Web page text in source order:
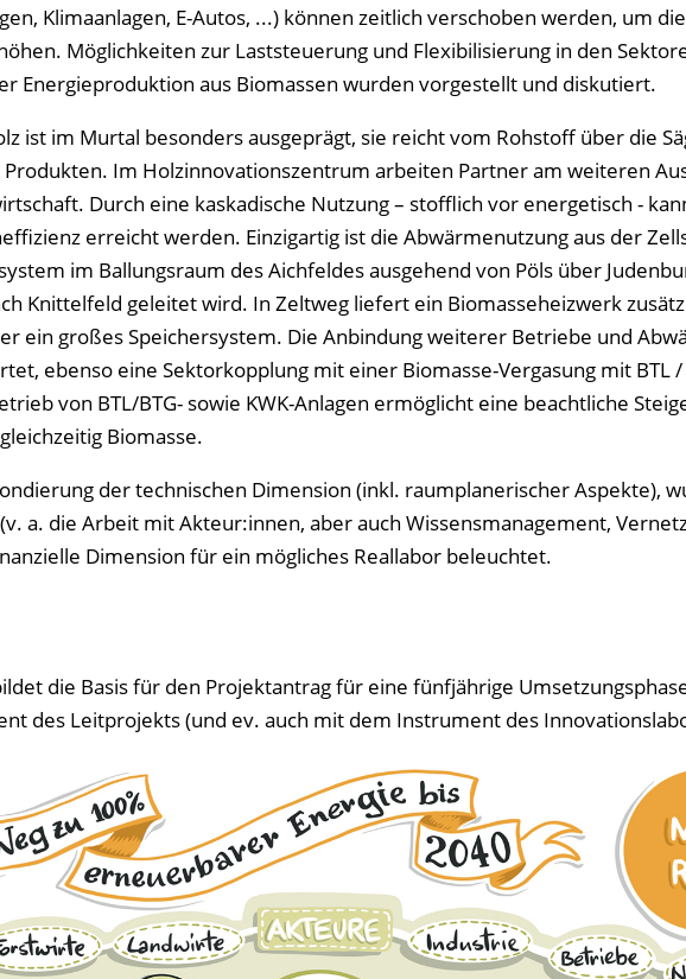
Klimaanlagen, E-Autos, ...) können zeitlich verschoben werden, um die
Möglichkeiten zur Laststeuerung und Flexibilisierung in den
Energieproduktion aus Biomassen wurden vorgestellt und diskutiert.
ist im Murtal besonders ausgeprägt, sie reicht vom Rohstoff über die
Im Holzinnovationszentrum arbeiten Partner am weiteren
Durch eine kaskadische Nutzung – stofflich vor energetisch -
erreicht werden. Einzigartig ist die Abwärmenutzung aus der
im Ballungsraum des Aichfeldes ausgehend von Pöls über
Knittelfeld geleitet wird. In Zeltweg liefert ein Biomasseheizwerk
ein großes Speichersystem. Die Anbindung weiterer Betriebe und
ebenso eine Sektorkopplung mit einer Biomasse-Vergasung mit BTL /
von BTL/BTG- sowie KWK-Anlagen ermöglicht eine beachtliche
Biomasse.
der technischen Dimension (inkl. raumplanerischer Aspekte),
a. die Arbeit mit Akteur:innen, aber auch Wissensmanagement,
Dimension für ein mögliches Reallabor beleuchtet.
die Basis für den Projektantrag für eine fünfjährige
des Leitprojekts (und ev. auch mit dem Instrument des